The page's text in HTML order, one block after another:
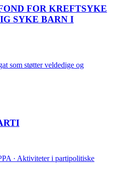
FOR KREFTSYKE
SYKE BARN I
som støtter veldedige og
· Aktiviteter i partipolitiske